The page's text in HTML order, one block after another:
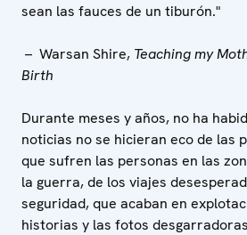
sean las fauces de un tiburón."
– Warsan Shire, Teaching my
Birth
Durante meses y años, no ha
noticias no se hicieran eco de las
que sufren las personas en las
la guerra, de los viajes
seguridad, que acaban en
historias y las fotos